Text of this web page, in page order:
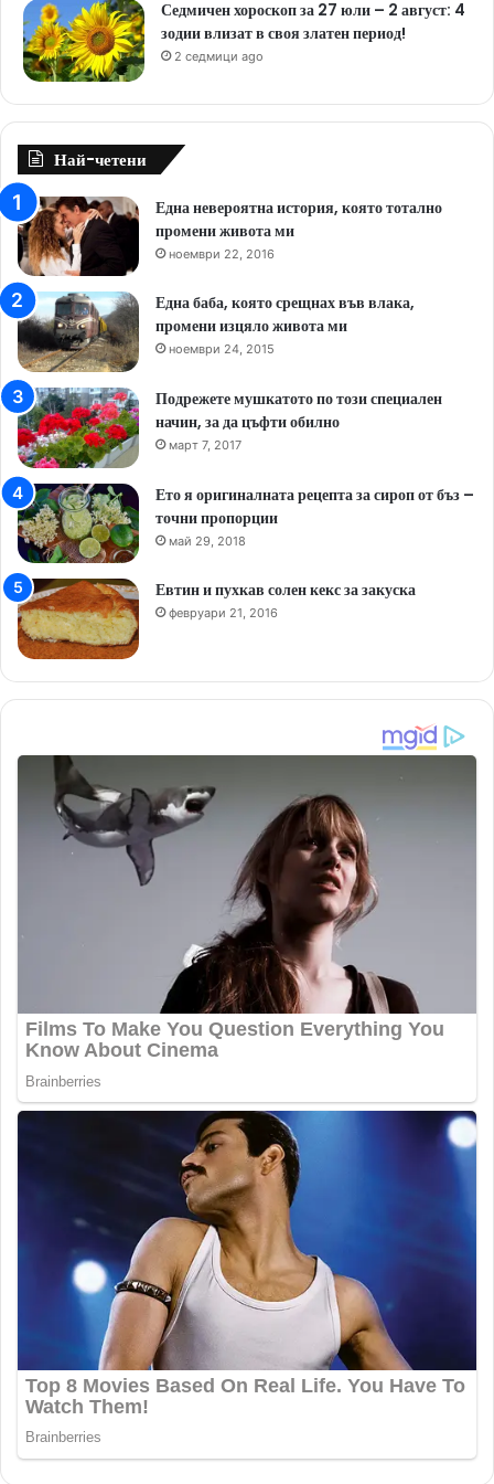
Седмичен хороскоп за 27 юли – 2 август: 4
зодии влизат в своя златен период!
2 седмици ago
Най-четени
Една невероятна история, която тотално
промени живота ми
ноември 22, 2016
Една баба, която срещнах във влака,
промени изцяло живота ми
ноември 24, 2015
Подрежете мушкатото по този специален
начин, за да цъфти обилно
март 7, 2017
Ето я оригиналната рецепта за сироп от бъз –
точни пропорции
май 29, 2018
Евтин и пухкав солен кекс за закуска
февруари 21, 2016